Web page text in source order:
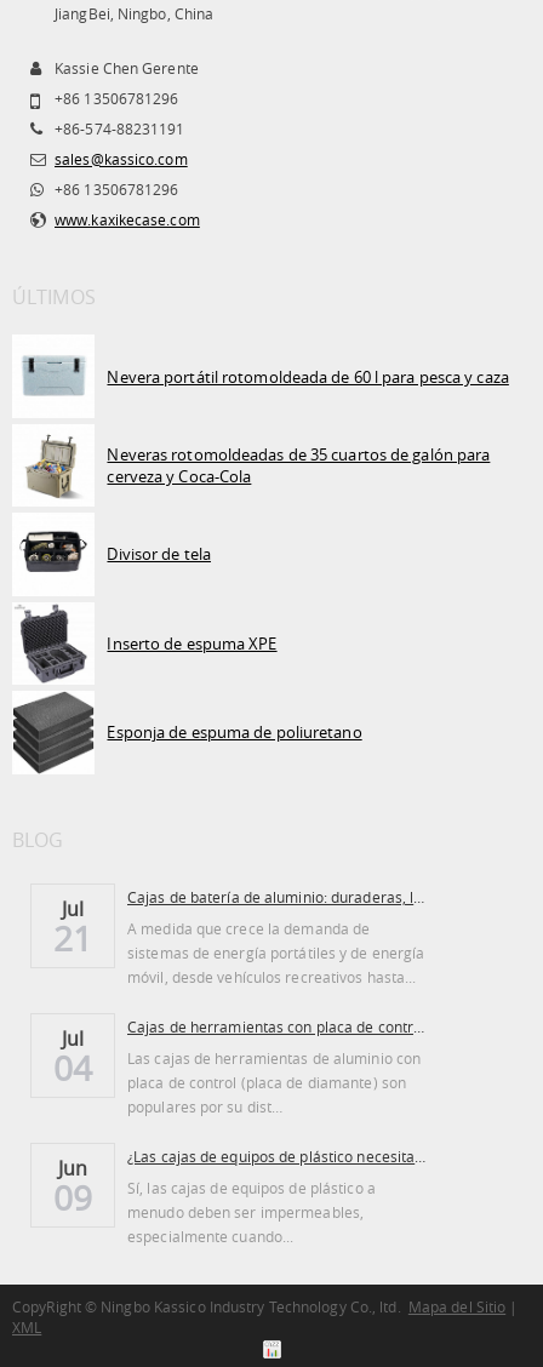
JiangBei, Ningbo, China
Kassie Chen Gerente
+86 13506781296
+86-574-88231191
sales@kassico.com
+86 13506781296
www.kaxikecase.com
ÚLTIMOS
Nevera portátil rotomoldeada de 60 l para pesca y caza
Neveras rotomoldeadas de 35 cuartos de galón para
cerveza y Coca-Cola
Divisor de tela
Inserto de espuma XPE
Esponja de espuma de poliuretano
BLOG
Jul
21
A medida que crece la demanda de
sistemas de energía portátiles y de energía
móvil, desde vehículos recreativos hasta...
Jul
04
Las cajas de herramientas de aluminio con
placa de control (placa de diamante) son
populares por su dist…
Jun
09
Sí, las cajas de equipos de plástico a
menudo deben ser impermeables,
especialmente cuando...
CopyRight © Ningbo Kassico Industry Technology Co., ltd. Mapa del Sitio |
XML